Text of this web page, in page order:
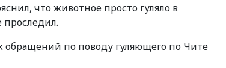
что животное просто гуляло в
обращений по поводу гуляющего по Чите